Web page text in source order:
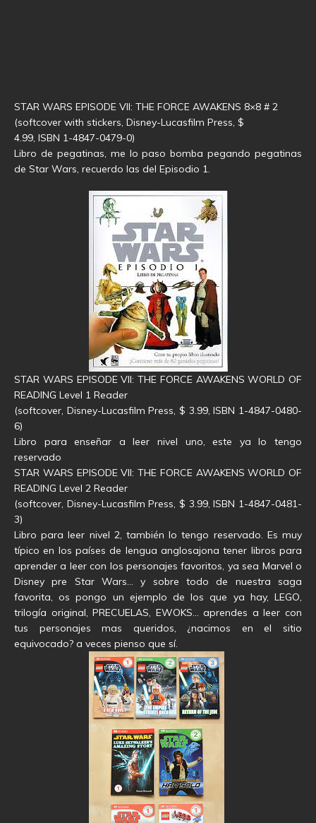
STAR WARS EPISODE VII: THE FORCE AWAKENS 8×8 # 2
(softcover with stickers, Disney-Lucasfilm Press, $
4.99, ISBN 1-4847-0479-0)
Libro de pegatinas, me lo paso bomba pegando pegatinas
de Star Wars, recuerdo las del Episodio 1.
STAR WARS EPISODE VII: THE FORCE AWAKENS WORLD OF
READING Level 1 Reader
(softcover, Disney-Lucasfilm Press, $ 3.99, ISBN 1-4847-0480-
6)
Libro para enseñar a leer nivel uno, este ya lo tengo
reservado
STAR WARS EPISODE VII: THE FORCE AWAKENS WORLD OF
READING Level 2 Reader
(softcover, Disney-Lucasfilm Press, $ 3.99, ISBN 1-4847-0481-
3)
Libro para leer nivel 2, también lo tengo reservado. Es muy
típico en los países de lengua anglosajona tener libros para
aprender a leer con los personajes favoritos, ya sea Marvel o
Disney pre Star Wars… y sobre todo de nuestra saga
favorita, os pongo un ejemplo de los que ya hay, LEGO,
trilogía original, PRECUELAS, EWOKS… aprendes a leer con
tus personajes mas queridos, ¿nacimos en el sitio
equivocado? a veces pienso que sí.